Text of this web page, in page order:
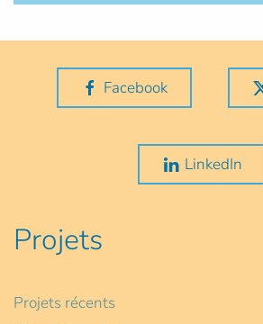
Facebook
LinkedIn
Projets
Projets récents